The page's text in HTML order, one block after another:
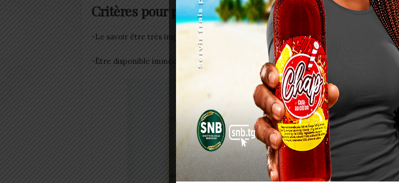
Critères pour postuler au cabinet BECE
-Le savoir être très important
-Être disponible immédiatement